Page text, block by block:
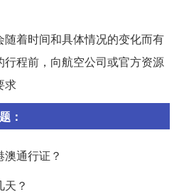
着时间和具体情况的变化而有
程前，向航空公司或官方资源
求
：
通行证？
？